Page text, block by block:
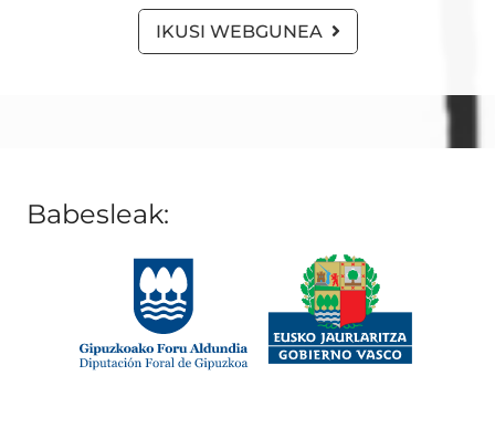
IKUSI WEBGUNEA
Babesleak: